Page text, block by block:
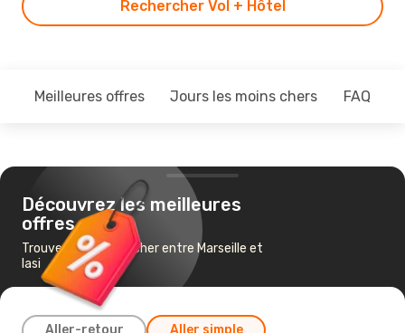
Rechercher Vol + Hôtel
Meilleures offres Jours les moins chers FAQ
Découvrez les meilleures
offres
Trouvez un vol pas cher entre Marseille et
Iasi
Aller-retour Aller simple